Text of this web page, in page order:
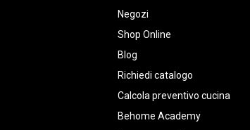
Negozi
Shop Online
Blog
Richiedi catalogo
Calcola preventivo cucina
Behome Academy